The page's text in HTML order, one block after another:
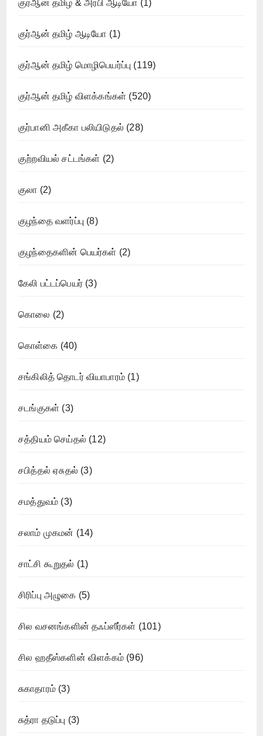
குர்ஆன் தமிழ் & அரபி ஆடியோ (1)
குர்ஆன் தமிழ் ஆடியோ (1)
குர்ஆன் தமிழ் மொழிபெயர்ப்பு (119)
குர்ஆன் தமிழ் விளக்கங்கள் (520)
குர்பானி அகீகா பலியிடுதல் (28)
குற்றவியல் சட்டங்கள் (2)
குலா (2)
குழந்தை வளர்ப்பு (8)
குழந்தைகளின் பெயர்கள் (2)
கேலி பட்டப்பெயர் (3)
கொலை (2)
கொள்கை (40)
சங்கிலித் தொடர் வியாபாரம் (1)
சடங்குகள் (3)
சத்தியம் செய்தல் (12)
சபித்தல் ஏசுதல் (3)
சமத்துவம் (3)
சலாம் முகமன் (14)
சாட்சி கூறுதல் (1)
சிரிப்பு அழுகை (5)
சில வசனங்களின் தஃப்ஸீர்கள் (101)
சில ஹதீஸ்களின் விளக்கம் (96)
சுகாதாரம் (3)
சுத்ரா தடுப்பு (3)